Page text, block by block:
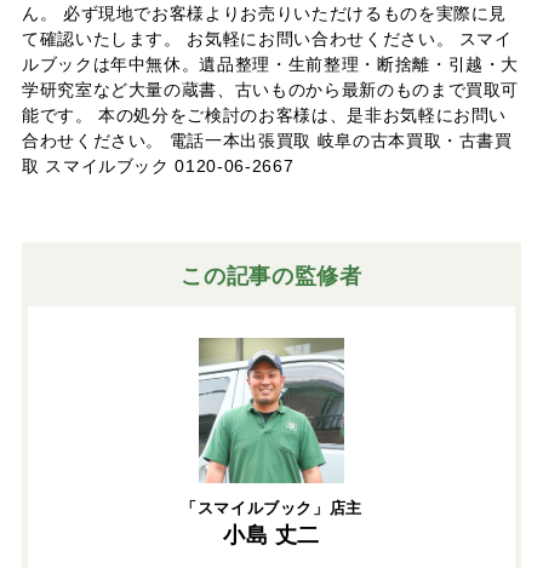
ん。 必ず現地でお客様よりお売りいただけるものを実際に見
て確認いたします。 お気軽にお問い合わせください。 スマイ
ルブックは年中無休。遺品整理・生前整理・断捨離・引越・大
学研究室など大量の蔵書、古いものから最新のものまで買取可
能です。 本の処分をご検討のお客様は、是非お気軽にお問い
合わせください。 電話一本出張買取 岐阜の古本買取・古書買
取 スマイルブック 0120-06-2667
この記事の監修者
「スマイルブック」店主
小島 丈二